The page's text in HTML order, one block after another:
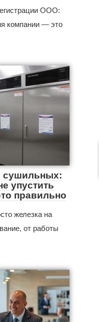
ООО:
компании — это
сушильных:
упустить
правильно
железка на
от работы